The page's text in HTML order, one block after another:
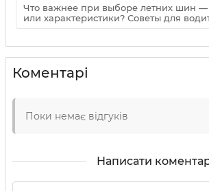
Что важнее при выборе летних шин
или характеристики? Советы для
Коментарі
Поки немає відгуків
Написати